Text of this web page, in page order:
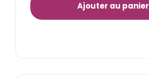
Ajouter au panier